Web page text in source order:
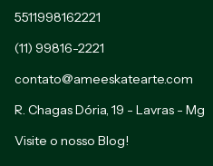
5511998162221
(11) 99816-2221
contato@ameeskatearte.com
R. Chagas Dória, 19 - Lavras - Mg
Visite o nosso Blog!